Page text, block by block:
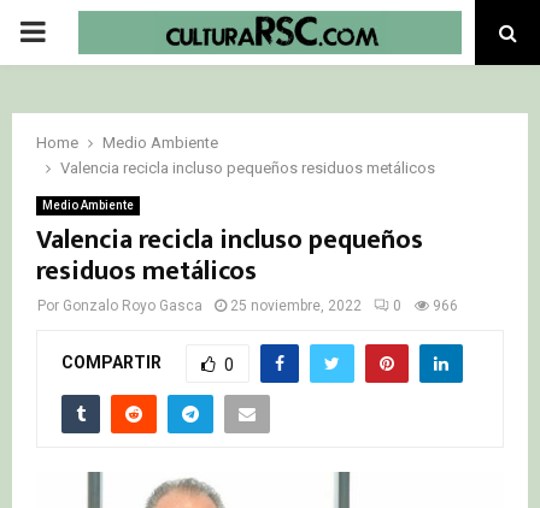
PRIMARY
Home
Medio Ambiente
Valencia recicla incluso pequeños residuos metálicos
Medio Ambiente
Valencia recicla incluso pequeños
residuos metálicos
Por Gonzalo Royo Gasca 25 noviembre, 2022 0 966
COMPARTIR 0